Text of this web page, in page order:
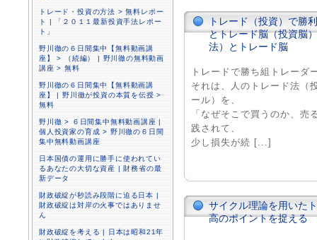
トレード（投資）で勝
とトレード脳（投資脳
法）とトレード脳
トレードで勝ち組トレーダ
それは、人のトレード法（
ール）を、
「なぜそこで買うのか、売
践されて、
少し損失が続 [...]
サイクル理論を用いた
高のポイントを捉える
トレード・投資の方法 > 無料レポー
ト | 「２０１１最新投資手法レポー
ト」
野川徹の６日間集中【無料動画講
座】 > （続編） | 野川徹の無料動画
講座 > 無料
野川徹の６日間集中【無料動画講
座】 | 野川徹が投資の本質を伝授 >
無料
野川徹 > ６日間集中無料動画講座 |
個人投資家の育成 > 野川徹の６日間
集中無料動画講座
日本国債の運用に勝手に使われてい
るあなたの大切な資産 | 財務省の最
新データ
財政破綻が秒読み段階に迫る日本 |
財政破綻は対岸の火事ではありませ
ん
財政破綻を考える | 日本は昭和21年